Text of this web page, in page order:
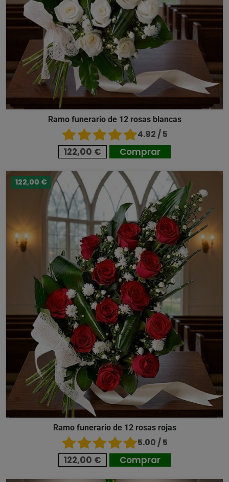
Ramo funerario de 12 rosas blancas
4.92 / 5
122,00 € Comprar
122,00 €
Ramo funerario de 12 rosas rojas
5.00 / 5
122,00 € Comprar